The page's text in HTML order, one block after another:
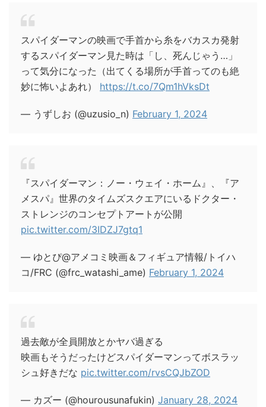
スパイダーマンの映画で手首から糸をバカスカ発射
するスパイダーマン見た時は「し、死んじゃう…」
って気分になった（出てくる場所が手首ってのも絶
妙に怖いよあれ） https://t.co/7Qm1hVksDt
— うずしお (@uzusio_n) February 1, 2024
『スパイダーマン：ノー・ウェイ・ホーム』、『ア
メスパ』世界のタイムズスクエアにいるドクター・
ストレンジのコンセプトアートが公開
pic.twitter.com/3IDZJ7gtq1
— ゆとぴ@アメコミ映画＆フィギュア情報/トイハ
コ/FRC (@frc_watashi_ame) February 1, 2024
過去敵が全員開放とかヤバ過ぎる
映画もそうだったけどスパイダーマンってボスラッ
シュ好きだな pic.twitter.com/rvsCQJbZOD
— カズー (@hourousunafukin) January 28, 2024